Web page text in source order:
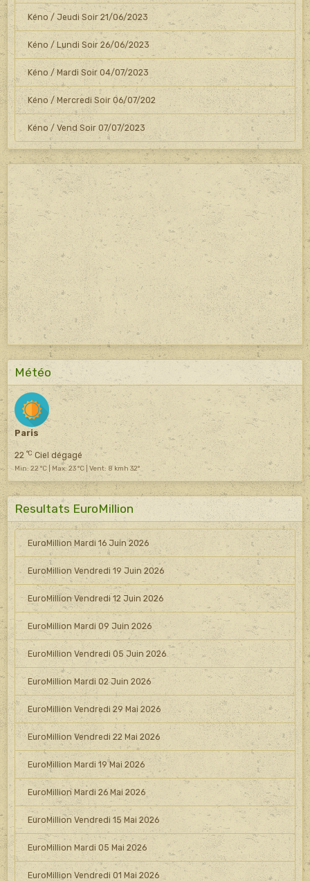
Kéno / Jeudi Soir 21/06/2023
Kéno / Lundi Soir 26/06/2023
Kéno / Mardi Soir 04/07/2023
Kéno / Mercredi Soir 06/07/202
Kéno / Vend Soir 07/07/2023
Météo
Paris
22 °CCiel dégagé
Min: 22 °C | Max: 23 °C | Vent: 8 kmh 32°
Resultats EuroMillion
EuroMillion Mardi 16 Juin 2026
EuroMillion Vendredi 19 Juin 2026
EuroMillion Vendredi 12 Juin 2026
EuroMillion Mardi 09 Juin 2026
EuroMillion Vendredi 05 Juin 2026
EuroMillion Mardi 02 Juin 2026
EuroMillion Vendredi 29 Mai 2026
EuroMillion Vendredi 22 Mai 2026
EuroMillion Mardi 19 Mai 2026
EuroMillion Mardi 26 Mai 2026
EuroMillion Vendredi 15 Mai 2026
EuroMillion Mardi 05 Mai 2026
EuroMillion Vendredi 01 Mai 2026